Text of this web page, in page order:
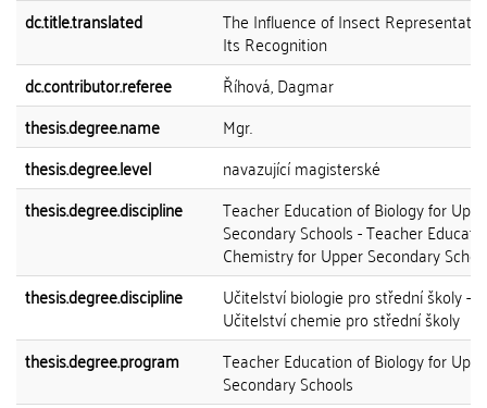
dc.title.translated
The Influence of Insect
Its Recognition
dc.contributor.referee
Říhová, Dagmar
thesis.degree.name
Mgr.
thesis.degree.level
navazující magisterské
thesis.degree.discipline
Teacher Education of Biology for
Secondary Schools - Teacher
Chemistry for Upper Secondary
thesis.degree.discipline
Učitelství biologie pro střední školy -
Učitelství chemie pro střední školy
thesis.degree.program
Teacher Education of Biology for
Secondary Schools